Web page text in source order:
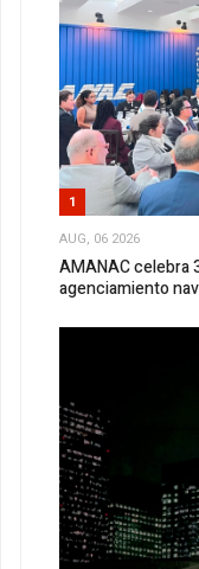
1
AUG, 06 2026
AMANAC celebra
agenciamiento